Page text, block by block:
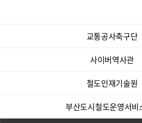
교통공사축구단
사이버역사관
철도인재기술원
부산도시철도운영서비